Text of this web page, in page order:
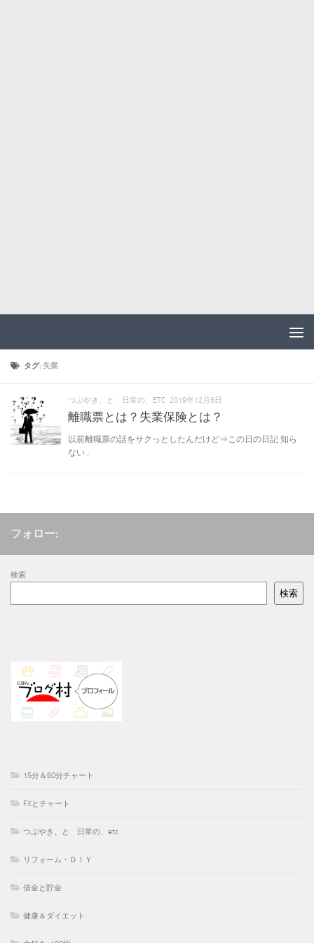
タグ: 失業
つぶやき、と 日常の、ETC 2019年12月6日
離職票とは？失業保険とは？
以前離職票の話をサクっとしたんだけど⇒この日の日記 知ら
ない...
フォロー:
検索
検索
15分＆60分チャート
FXとチャート
つぶやき、と 日常の、etc
リフォーム・ＤＩＹ
借金と貯金
健康＆ダイエット